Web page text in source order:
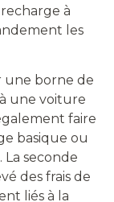
à
les
une borne de
une voiture
faire
basique ou
seconde
des frais de
liés à la